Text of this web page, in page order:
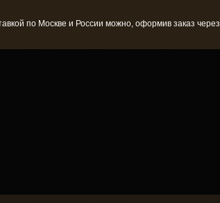
по Москве и России можно, оформив заказ через